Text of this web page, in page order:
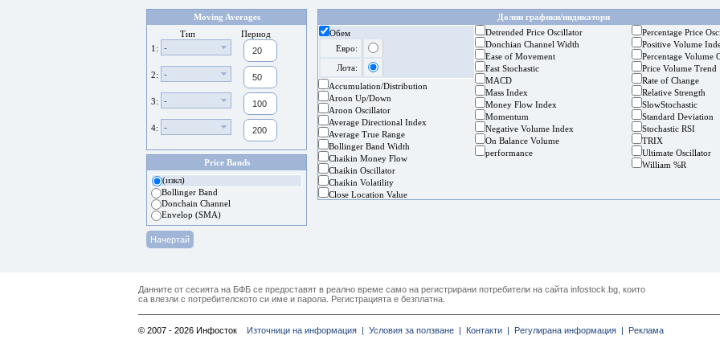
Moving Averages
Тип
Период
1:
-
2: -
3: -
4: -
Price Bands
(изкл)
Bollinger Band
Donchain Channel
Envelop (SMA)
Долни графики/индикатори
Обем
Евро:
Лота:
Accumulation/Distribution
Aroon Up/Down
Aroon Oscillator
Average Directional Index
Average True Range
Bollinger Band Width
Chaikin Money Flow
Chaikin Oscillator
Chaikin Volatility
Close Location Value
Detrended Price Oscillator
Donchian Channel Width
Ease of Movement
Fast Stochastic
MACD
Mass Index
Money Flow Index
Momentum
Negative Volume Index
On Balance Volume
performance
Percentage Price
Positive Volume
Percentage Volume
Price Volume Trend
Rate of Change
Relative Strength
SlowStochastic
Standard Deviation
Stochastic RSI
TRIX
Ultimate Oscillator
William %R
Данните от сесията на БФБ се предоставят в реално време само на регистрирани потребители на сайта infostock.bg, които
са влезли с потребителското си име и парола. Регистрацията е безплатна.
© 2007 - 2026 Инфосток Източници на информация | Условия за ползване | Контакти | Регулирана информация | Реклама